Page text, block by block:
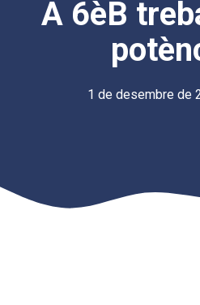
A 6èB
1 de desembre de